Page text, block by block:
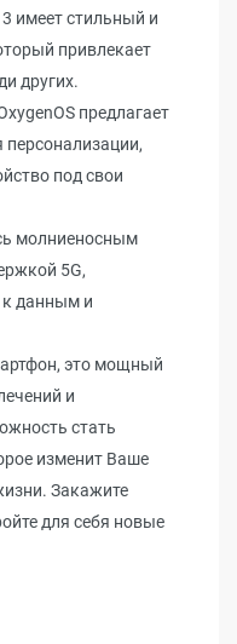
имеет стильный и
привлекает
других.
предлагает
под свои
молниеносным
5G,
к данным и
это мощный
и
стать
изменит Ваше
Закажите
для себя новые